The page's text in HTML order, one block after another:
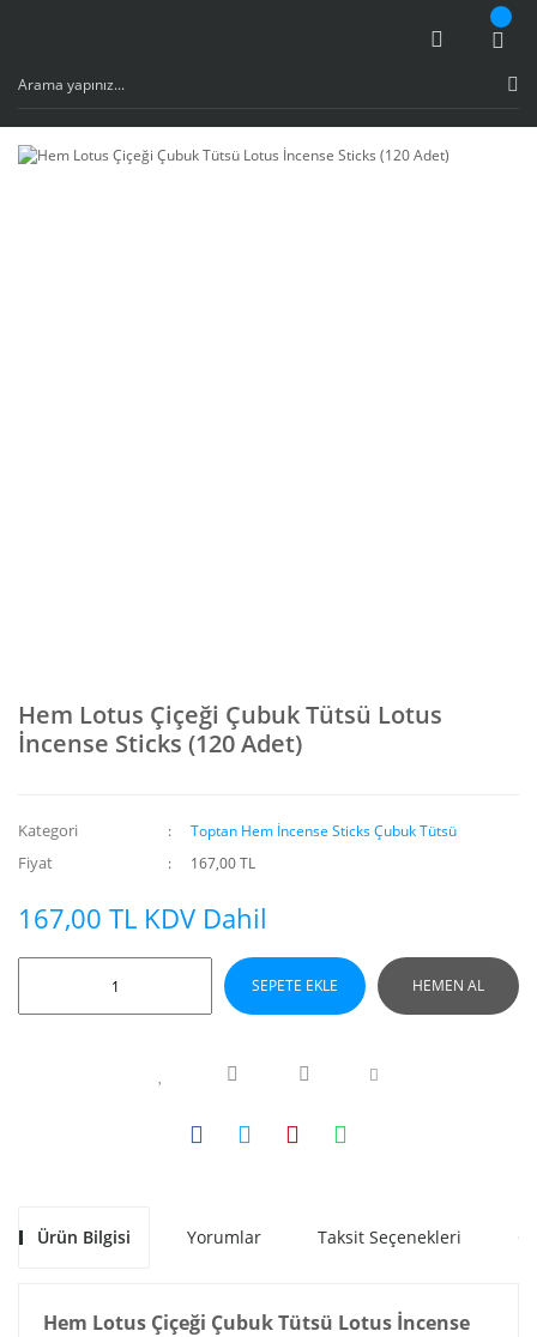
Hem Lotus Çiçeği Çubuk Tütsü Lotus
İncense Sticks (120 Adet)
Kategori Toptan Hem İncense Sticks Çubuk Tütsü
Fiyat 167,00 TL
167,00 TL KDV Dahil
SEPETE EKLE HEMEN AL
Ürün Bilgisi Yorumlar Taksit Seçenekleri
Hem Lotus Çiçeği Çubuk Tütsü Lotus İncense